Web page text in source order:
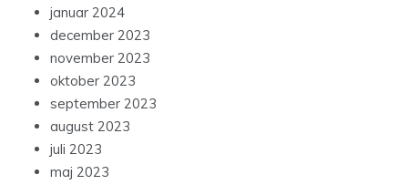
januar 2024
december 2023
november 2023
oktober 2023
september 2023
august 2023
juli 2023
maj 2023